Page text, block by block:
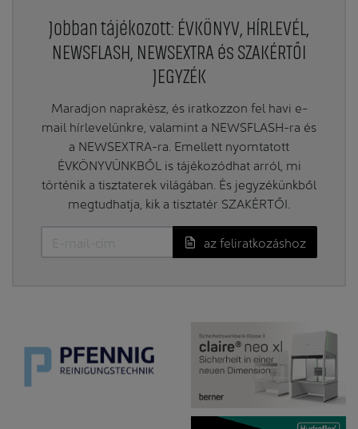
Jobban tájékozott: ÉVKÖNYV, HÍRLEVÉL,
NEWSFLASH, NEWSEXTRA és SZAKÉRTŐI
JEGYZÉK
Maradjon naprakész, és iratkozzon fel havi e-
mail hírlevelünkre, valamint a NEWSFLASH-ra és
a NEWSEXTRA-ra. Emellett nyomtatott
ÉVKÖNYVÜNKBŐL is tájékozódhat arról, mi
történik a tisztaterek világában. És jegyzékünkből
megtudhatja, kik a tisztatér SZAKÉRTŐI.
az feliratkozáshoz